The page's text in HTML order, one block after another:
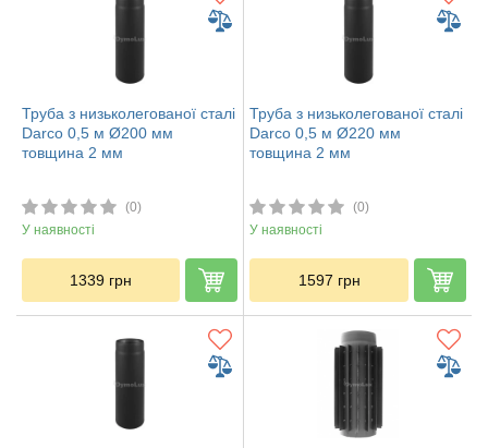
Труба з низьколегованої сталі
Darco 0,5 м Ø200 мм
товщина 2 мм
(0)
У наявності
1339 грн
Труба з низьколегованої сталі
Darco 0,5 м Ø220 мм
товщина 2 мм
(0)
У наявності
1597 грн